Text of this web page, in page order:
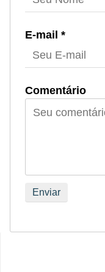
E-mail *
Comentário